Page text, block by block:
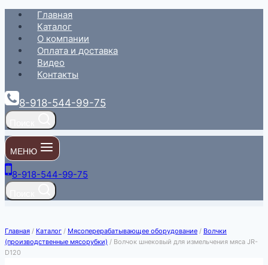
Перейти
содержимому
Главная
Каталог
О компании
Оплата и доставка
Видео
Контакты
8-918-544-99-75
МЕНЮ
8-918-544-99-75
Главная / Каталог / Мясоперерабатывающее оборудование / Волчки
(производственные мясорубки) / Волчок шнековый для измельчения мяса JR-
D120